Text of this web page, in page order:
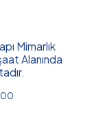
Mimarlık
Alanında